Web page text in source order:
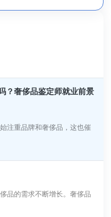
？奢侈品鉴定师就业前景
注重品牌和奢侈品，这也催
品的需求不断增长。奢侈品